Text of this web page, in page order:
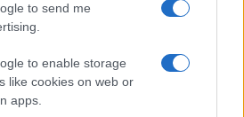
to send me
to enable storage
like cookies on web or
apps.
την αύξηση του
κατά 11%
03/07/2019 - 17:35